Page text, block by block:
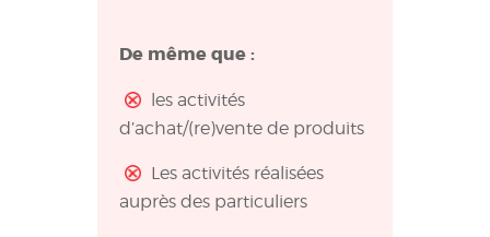
De même que :
les activités
d’achat/(re)vente de produits
Les activités réalisées
auprès des particuliers